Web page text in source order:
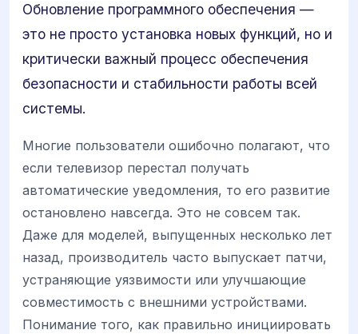
Обновление программного обеспечения —
это не просто установка новых функций, но и
критически важный процесс обеспечения
безопасности и стабильности работы всей
системы.
Многие пользователи ошибочно полагают, что
если телевизор перестал получать
автоматические уведомления, то его развитие
остановлено навсегда. Это не совсем так.
Даже для моделей, выпущенных несколько лет
назад, производитель часто выпускает патчи,
устраняющие уязвимости или улучшающие
совместимость с внешними устройствами.
Понимание того, как правильно инициировать